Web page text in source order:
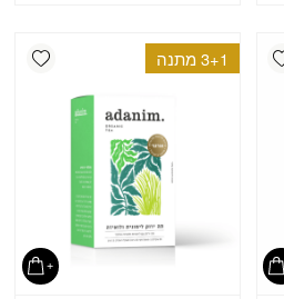
Add wishlist
3+1 מתנה